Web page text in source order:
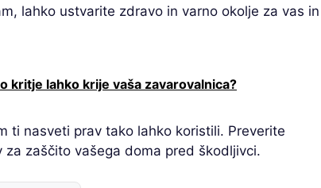
lahko ustvarite zdravo in varno okolje za vas in
kritje lahko krije vaša zavarovalnica?
ti nasveti prav tako lahko koristili. Preverite
zaščito vašega doma pred škodljivci.